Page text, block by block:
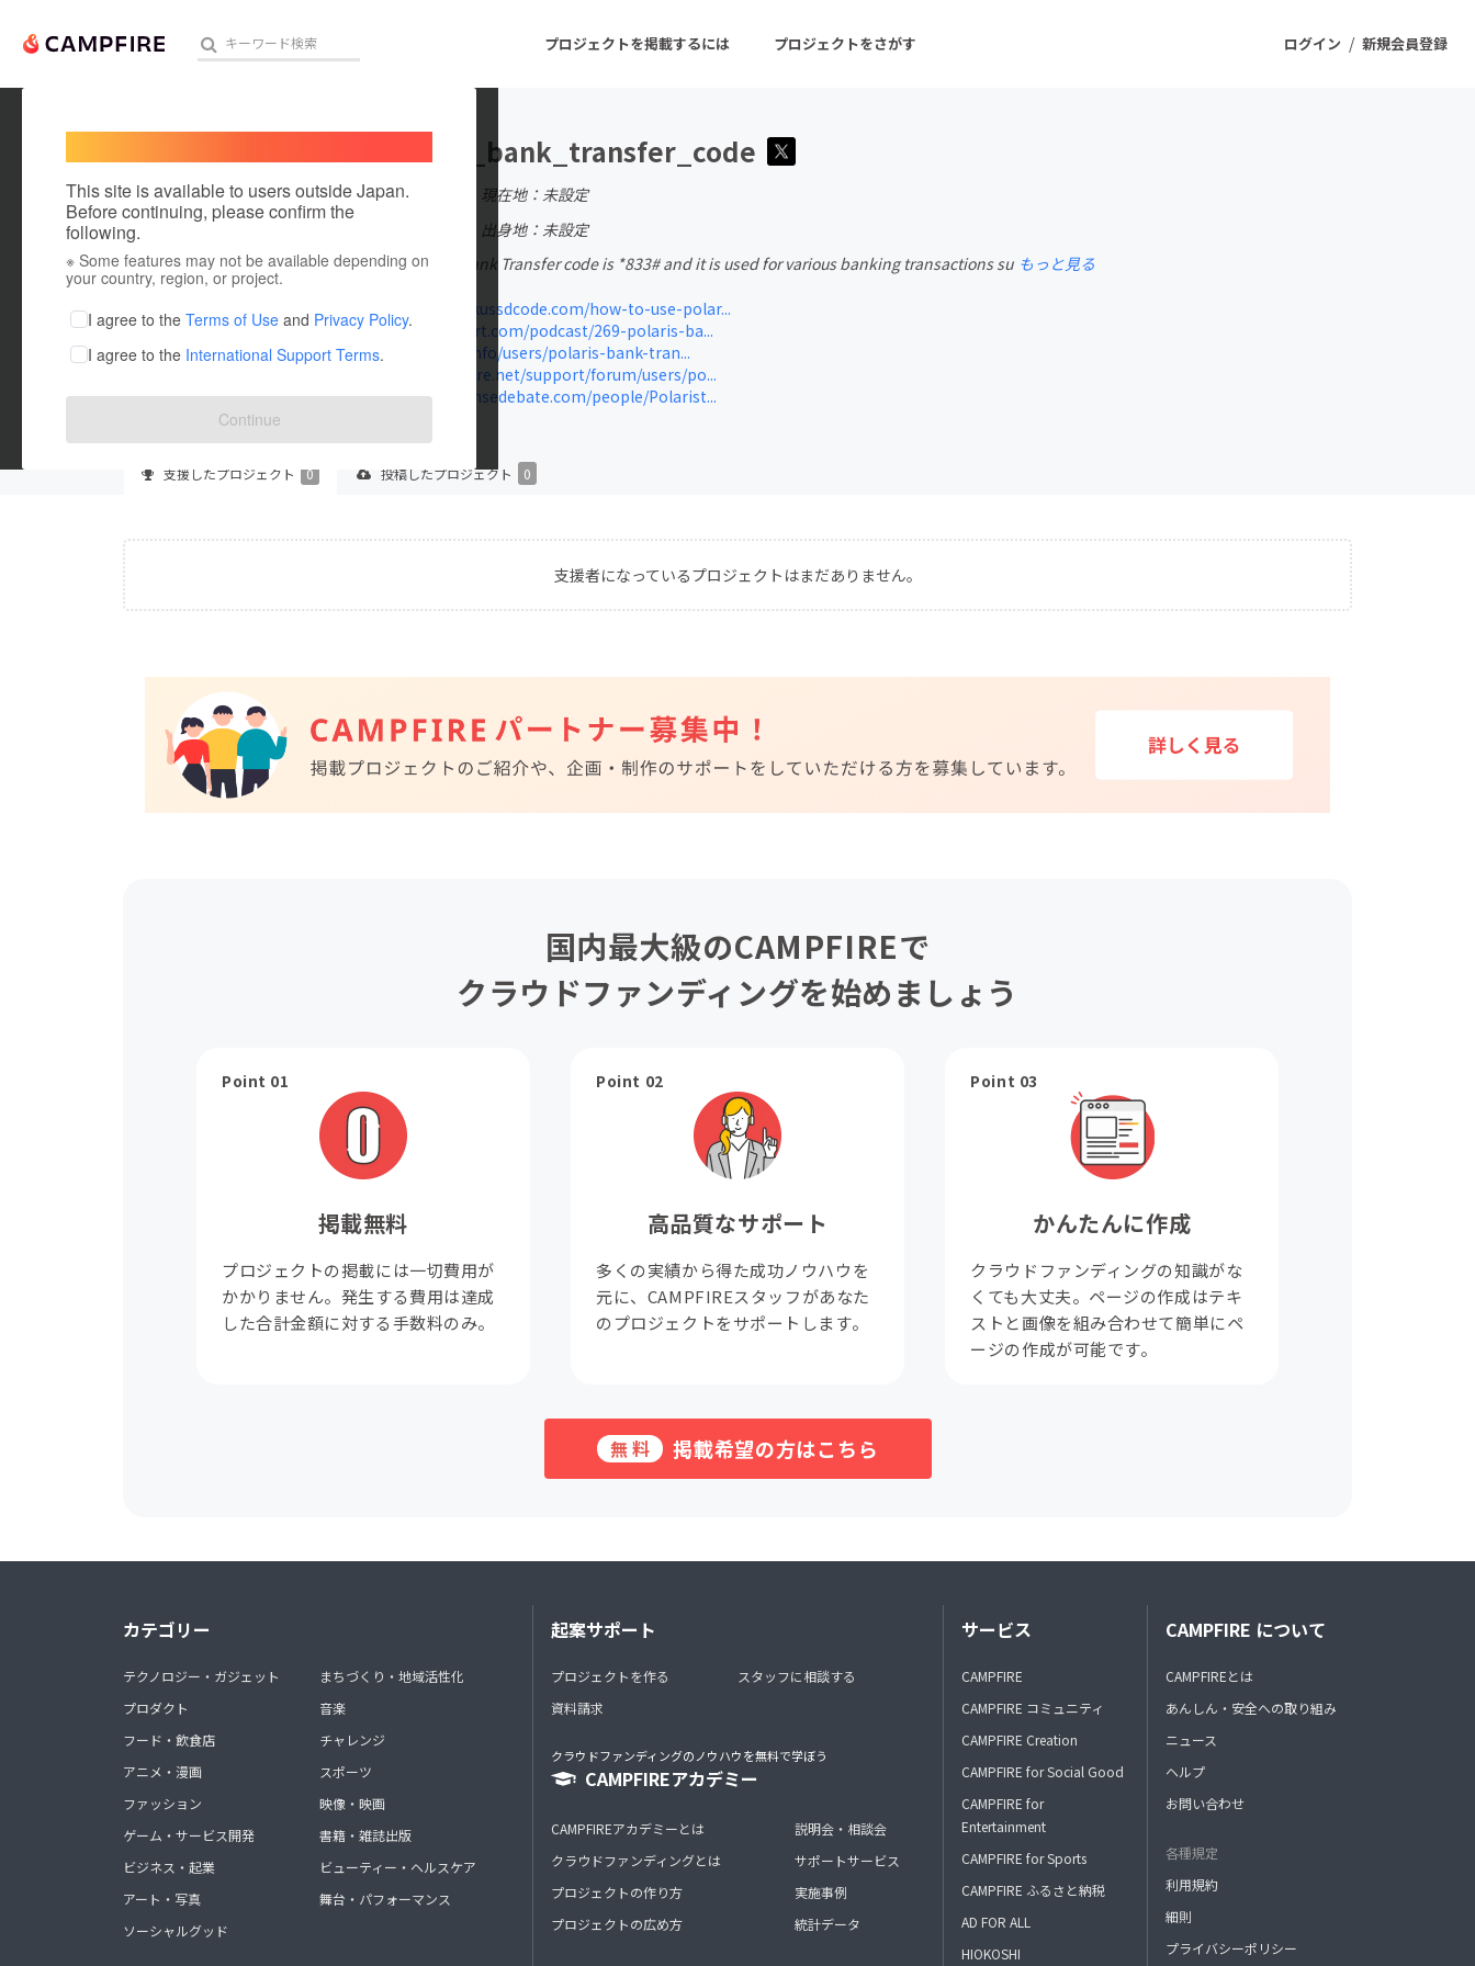
ログイン / 新規会員登録
プロジェクトを掲載するには プロジェクトをさがす
人気のプロジェクト 注目のリターン 注目の新着プロジェクト
アート・写真 音楽 舞台・パフォーマンス
テクノロジー・ガジェット
ゲーム・サービス開発
映像・映画
書籍・雑誌出版
ビジネス・起業
チャレンジ
まちづくり・地域活性化
This site is available to users outside Japan.
Before continuing, please confirm the
following.
※ Some features may not be available depending on
your country, region, or project.
I agree to the Terms of Use and Privacy Policy.
I agree to the International Support Terms.
Continue
polaris_bank_transfer_code
在住国：日本
現在地：未設定
出身地：未設定
The Polaris Bank Transfer code is *833# and it is used for various banking transactions su もっと見る
www.bankussdcode.com/how-to-use-polar...
www.iheart.com/podcast/269-polaris-ba...
rosalind.info/users/polaris-bank-tran...
www.mifare.net/support/forum/users/po...
www.intensedebate.com/people/Polarist...
支援したプロジェクト 0 投稿したプロジェクト 0
支援者になっているプロジェクトはまだありません。
国内最大級のCAMPFIREで
クラウドファンディングを始めましょう
Point 01
掲載無料
プロジェクトの掲載には一切費用が
かかりません。発生する費用は達成
した合計金額に対する手数料のみ。
Point 02
高品質なサポート
多くの実績から得た成功ノウハウを
元に、CAMPFIREスタッフがあなた
のプロジェクトをサポートします。
Point 03
かんたんに作成
クラウドファンディングの知識がな
くても大丈夫。ページの作成はテキ
ストと画像を組み合わせて簡単にペ
ージの作成が可能です。
無料 掲載希望の方はこちら
カテゴリー
テクノロジー・ガジェット
プロダクト
フード・飲食店
アニメ・漫画
ファッション
ゲーム・サービス開発
ビジネス・起業
アート・写真
ソーシャルグッド
まちづくり・地域活性化
音楽
チャレンジ
スポーツ
映像・映画
書籍・雑誌出版
ビューティー・ヘルスケア
舞台・パフォーマンス
起案サポート
プロジェクトを作る
資料請求
スタッフに相談する
クラウドファンディングのノウハウを無料で学ぼう
CAMPFIREアカデミー
CAMPFIREアカデミーとは
クラウドファンディングとは
プロジェクトの作り方
プロジェクトの広め方
説明会・相談会
サポートサービス
実施事例
統計データ
サービス
CAMPFIRE
CAMPFIRE コミュニティ
CAMPFIRE Creation
CAMPFIRE for Social Good
CAMPFIRE for
Entertainment
CAMPFIRE for Sports
CAMPFIRE ふるさと納税
AD FOR ALL
HIOKOSHI
CAMPFIRE について
CAMPFIREとは
あんしん・安全への取り組み
ニュース
ヘルプ
お問い合わせ
各種規定
利用規約
細則
プライバシーポリシー